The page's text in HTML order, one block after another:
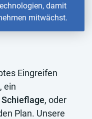
damit
mitwächst.
Eingreifen
ein
, oder
Plan. Unsere